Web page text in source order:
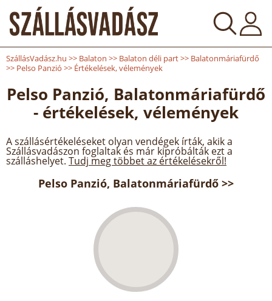
SzállásVadász.hu >> Balaton >> Balaton déli part>> Balatonmáriafürdő
>> Pelso Panzió >> Értékelések, vélemények
Pelso Panzió, Balatonmáriafürdő
- értékelések, vélemények
A szállásértékeléseket olyan vendégek írták, akik a
Szállásvadászon foglaltak és már kipróbálták ezt a
szálláshelyet. Tudj meg többet az értékelésekről!
Pelso Panzió, Balatonmáriafürdő >>